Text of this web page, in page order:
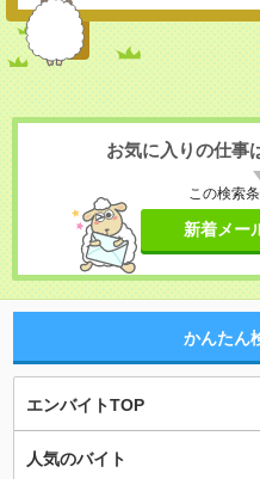
お気に入りの仕事
この検索
新着メー
かんたん
エンバイトTOP
人気のバイト